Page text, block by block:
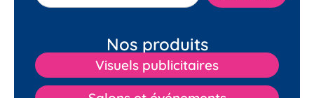
Nos produits
Visuels publicitaires